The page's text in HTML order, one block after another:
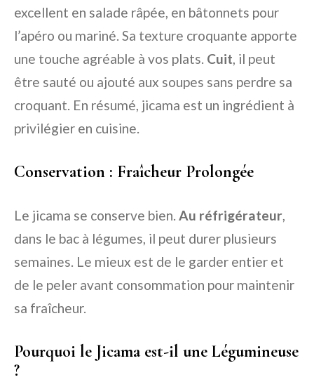
excellent en salade râpée, en bâtonnets pour
l’apéro ou mariné. Sa texture croquante apporte
une touche agréable à vos plats. Cuit, il peut
être sauté ou ajouté aux soupes sans perdre sa
croquant. En résumé, jicama est un ingrédient à
privilégier en cuisine.
Conservation : Fraîcheur Prolongée
Le jicama se conserve bien. Au réfrigérateur,
dans le bac à légumes, il peut durer plusieurs
semaines. Le mieux est de le garder entier et
de le peler avant consommation pour maintenir
sa fraîcheur.
Pourquoi le Jicama est-il une Légumineuse
?